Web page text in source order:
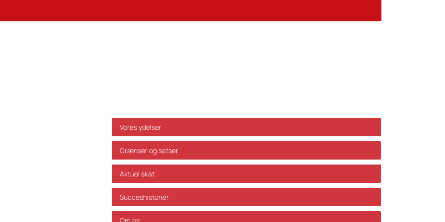
Vores ydelser
Grænser og satser
Aktuel skat
Succeshistorier
Om os